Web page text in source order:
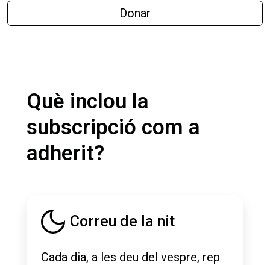
Donar
Què inclou la
subscripció com a
adherit?
Correu de la nit
Cada dia, a les deu del vespre, rep